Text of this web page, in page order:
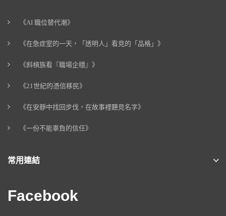
《AI 職位替代潮》
《在急症室的一天，「透明人」看見的「品格」》
《斜槓族看『職場企穩』》
《21世紀的憑信移民》
《在安靜中找回步伐，在故事裡聽見名字》
《一份不能辜負的信任》
常用連結
Facebook